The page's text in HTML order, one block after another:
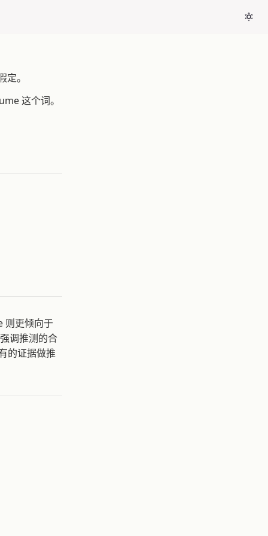
。
这个词。
则更倾向于
调推测的合
的证据做推